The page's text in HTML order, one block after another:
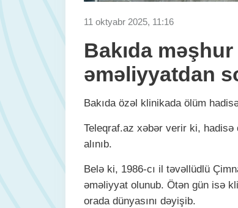
11 oktyabr 2025, 11:16
Bakıda
əməliyyatdan
Bakıda özəl klinikada ölüm
Teleqraf.az xəbər verir ki, hadisə
alınıb.
Belə ki, 1986-cı il təvəllüdlü
əməliyyat olunub. Ötən gün isə
orada dünyasını dəyişib.